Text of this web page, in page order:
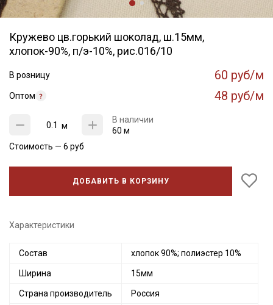
Кружево цв.горький шоколад, ш.15мм,
хлопок-90%, п/э-10%, рис.016/10
В розницу 60 руб/м
Оптом 48 руб/м
м
В наличии
60 м
Стоимость — 6 руб
ДОБАВИТЬ В КОРЗИНУ
Характеристики
Состав хлопок 90%; полиэстер 10%
Ширина 15мм
Страна производитель Россия